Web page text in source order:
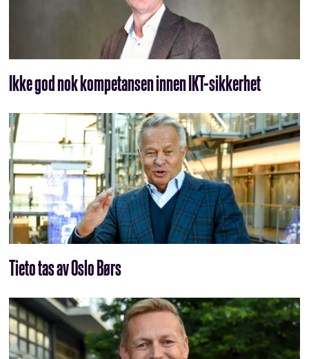
Ikke god nok kompetansen innen IKT-sikkerhet
Tieto tas av Oslo Børs